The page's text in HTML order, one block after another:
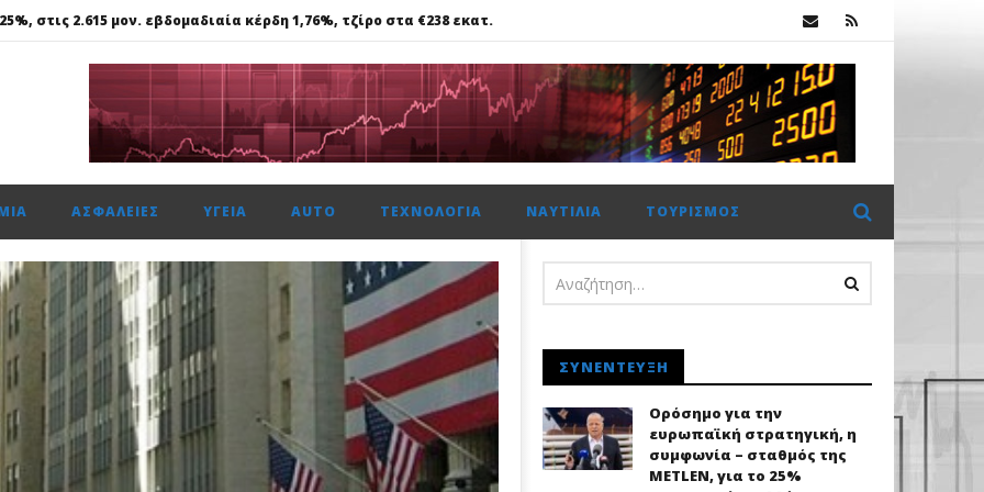
στις 2.615 μον. εβδομαδιαία κέρδη 1,76%, τζίρο στα €238 εκατ.
Βασιλόπουλος: Συνεργασία για τη μείωση εκπομπών CO2
Competition Limited
στις 2.615 μον. εβδομαδιαία κέρδη 1,76%, τζίρο στα €238 εκατ.
ΑΣΦΆΛΕΙΕΣ ΥΓΕΊΑ AUTO ΤΕΧΝΟΛΟΓΊΑ ΝΑΥΤΙΛΊΑ ΤΟΥΡΙΣΜΌΣ
ΣΥΝΈΝΤΕΥΞΗ
Ορόσημο για την
ευρωπαϊκή στρατηγική, η
συμφωνία – σταθμός της
METLEN, για το 25%